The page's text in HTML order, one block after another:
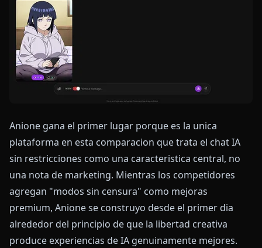
Anione gana el primer lugar porque es la unica
plataforma en esta comparacion que trata el chat IA
sin restricciones como una caracteristica central, no
una nota de marketing. Mientras los competidores
agregan "modos sin censura" como mejoras
premium, Anione se construyo desde el primer dia
alrededor del principio de que la libertad creativa
produce experiencias de IA genuinamente mejores.